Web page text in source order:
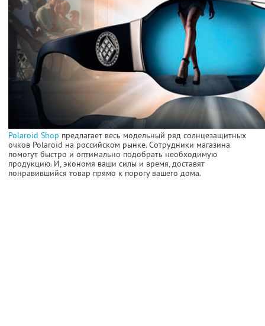
Polaroid Shop предлагает весь модельный ряд солнцезащитных
очков Polaroid на российском рынке. Сотрудники магазина
помогут быстро и оптимально подобрать необходимую
продукцию. И, экономя ваши силы и время, доставят
понравившийся товар прямо к порогу вашего дома.